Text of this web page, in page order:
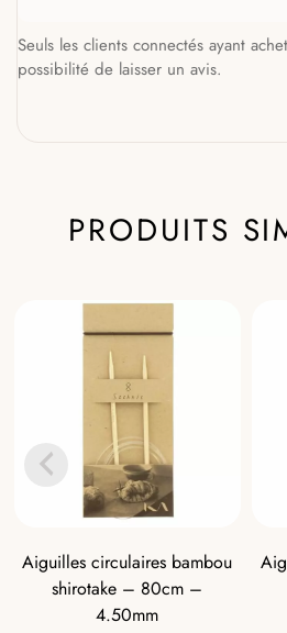
Seuls les clients connectés ayant
possibilité de laisser un avis.
PRODUITS
Aiguilles circulaires bambou
shirotake – 80cm –
4.50mm